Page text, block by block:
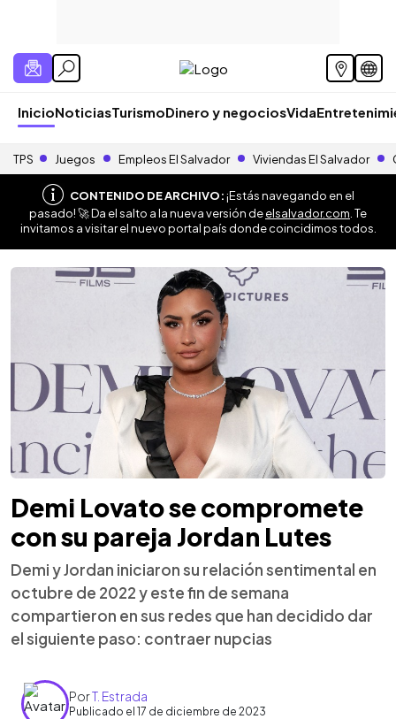
InicioNoticiasTurismoDinero y negociosVida
TPS Juegos Empleos El Salvador Viviendas El Salvador
CONTENIDO DE ARCHIVO:¡Estás navegando en el
pasado! 🚀 Da el salto a la nueva versión deelsalvador.com . Te
invitamos a visitar el nuevo portal país donde coincidimos todos.
Demi Lovato se compromete
con su pareja Jordan Lutes
Demi y Jordan iniciaron su relación sentimental en
octubre de 2022 y este fin de semana
compartieron en sus redes que han decidido dar
el siguiente paso: contraer nupcias
PorT. Estrada
Publicado el 17 de diciembre de 2023